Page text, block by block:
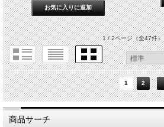
1 / 2ページ（全47件）
1 2
商品サーチ